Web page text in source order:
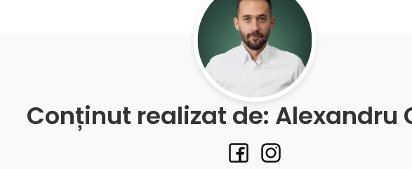
Conținut realizat de: Alexandru